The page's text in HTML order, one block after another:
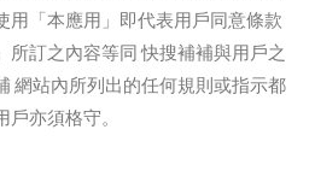
用「本應用」即代表用戶同意條款
所訂之內容等同 快搜補補與用戶之
網站內所列出的任何規則或指示都
亦須格守。